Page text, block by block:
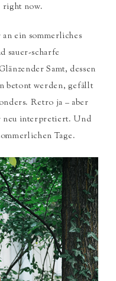
right now.
ein sommerliches
sauer-scharfe
Samt, dessen
betont werden, gefällt
Retro ja – aber
neu interpretiert. Und
Tage.